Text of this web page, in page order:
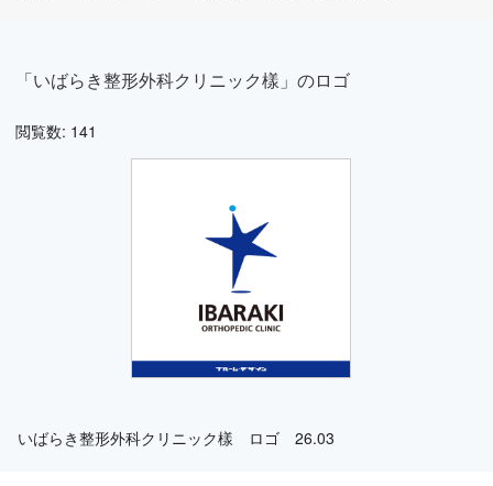
「いばらき整形外科クリニック樣」のロゴ
閲覧数: 141
いばらき整形外科クリニック樣 ロゴ 26.03